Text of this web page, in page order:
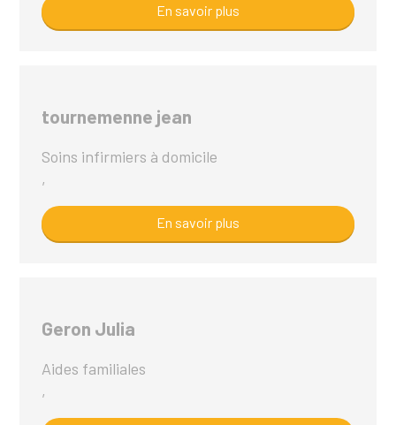
En savoir plus
tournemenne jean
Soins infirmiers à domicile
,
En savoir plus
Geron Julia
Aides familiales
,